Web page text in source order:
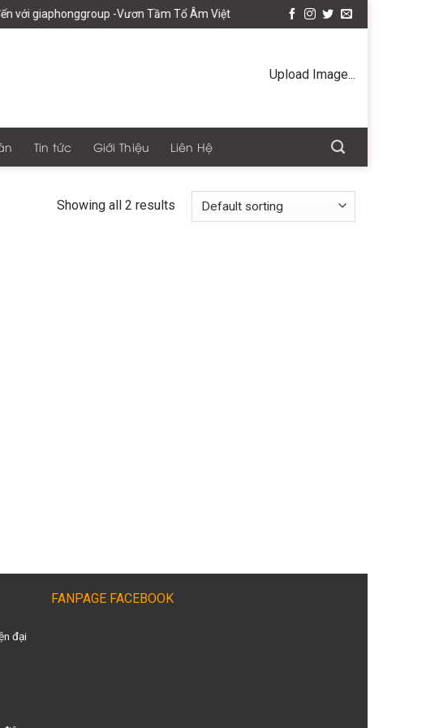
với giaphonggroup -Vươn Tầm Tổ Âm Việt
Upload Image...
Tin tức Giới Thiệu Liên Hệ
Showing all 2 results
đại
FANPAGE FACEBOOK